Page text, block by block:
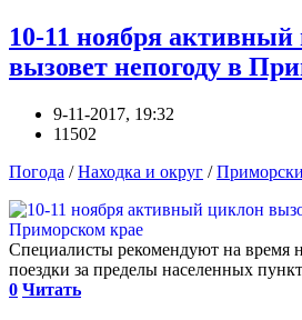
10-11 ноября
вызовет непогоду в
9-11-2017, 19:32
11502
Погода /Находка и округ /
Специалисты рекомендуют на время
поездки за пределы населенных
0 Читать